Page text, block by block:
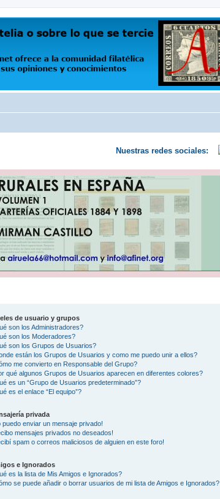
para que exprese libremente sus opiniones y conocimientos
Nuestras redes sociales:
de usuario y grupos
son los Administradores?
son los Moderadores?
son los Grupos de Usuarios?
están los Grupos de Usuarios y como me puedo unir a ellos?
me convierto en Responsable del Grupo?
qué algunos Grupos de Usuarios aparecen en diferentes colores?
es un “Grupo de Usuarios predeterminado”?
es el enlace “El equipo”?
privada
puedo enviar un mensaje privado!
mensajes privados no deseados!
spam o correos maliciosos de alguien en este foro!
e Ignorados
es la lista de Mis Amigos e Ignorados?
se puede añadir o borrar usuarios de mi lista de Amigos e Ignorados?